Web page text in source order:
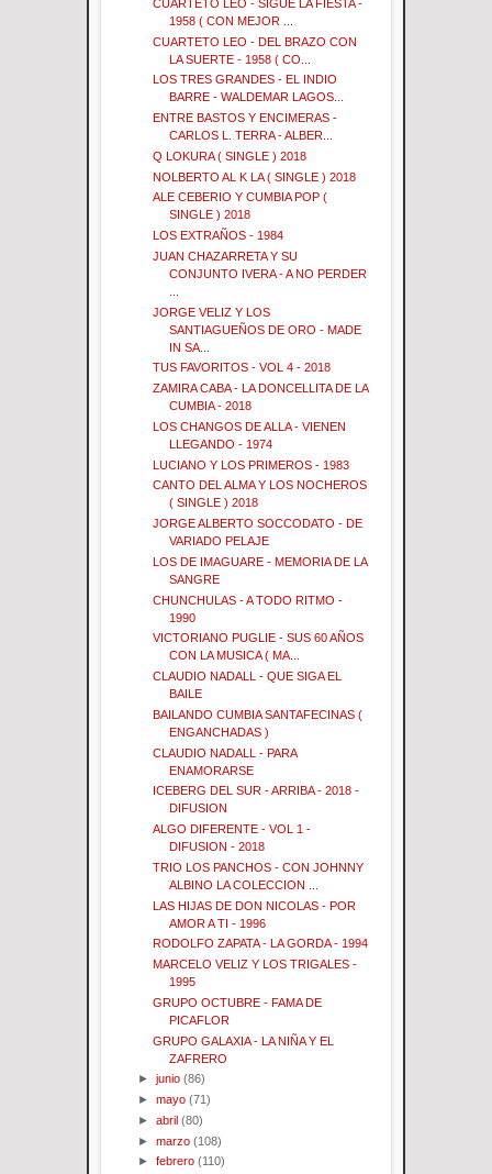
CUARTETO LEO - SIGUE LA FIESTA -
1958 ( CON MEJOR ...
CUARTETO LEO - DEL BRAZO CON
LA SUERTE - 1958 ( CO...
LOS TRES GRANDES - EL INDIO
BARRE - WALDEMAR LAGOS...
ENTRE BASTOS Y ENCIMERAS -
CARLOS L. TERRA - ALBER...
Q LOKURA ( SINGLE ) 2018
NOLBERTO AL K LA ( SINGLE ) 2018
ALE CEBERIO Y CUMBIA POP (
SINGLE ) 2018
LOS EXTRAÑOS - 1984
JUAN CHAZARRETA Y SU
CONJUNTO IVERA - A NO PERDER
JORGE VELIZ Y LOS
SANTIAGUEÑOS DE ORO - MADE
IN SA...
TUS FAVORITOS - VOL 4 - 2018
ZAMIRA CABA - LA DONCELLITA DE LA
CUMBIA - 2018
LOS CHANGOS DE ALLA - VIENEN
LLEGANDO - 1974
LUCIANO Y LOS PRIMEROS - 1983
CANTO DEL ALMA Y LOS NOCHEROS
( SINGLE ) 2018
JORGE ALBERTO SOCCODATO - DE
VARIADO PELAJE
LOS DE IMAGUARE - MEMORIA DE LA
SANGRE
CHUNCHULAS - A TODO RITMO -
1990
VICTORIANO PUGLIE - SUS 60 AÑOS
CON LA MUSICA ( MA...
CLAUDIO NADALL - QUE SIGA EL
BAILE
BAILANDO CUMBIA SANTAFECINAS (
ENGANCHADAS )
CLAUDIO NADALL - PARA
ENAMORARSE
ICEBERG DEL SUR - ARRIBA - 2018 -
DIFUSION
ALGO DIFERENTE - VOL 1 -
DIFUSION - 2018
TRIO LOS PANCHOS - CON JOHNNY
ALBINO LA COLECCION ...
LAS HIJAS DE DON NICOLAS - POR
AMOR A TI - 1996
RODOLFO ZAPATA - LA GORDA - 1994
MARCELO VELIZ Y LOS TRIGALES -
1995
GRUPO OCTUBRE - FAMA DE
PICAFLOR
GRUPO GALAXIA - LA NIÑA Y EL
ZAFRERO
►junio (86)
►mayo (71)
►abril (80)
►marzo (108)
►febrero (110)